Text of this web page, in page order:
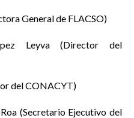
General de FLACSO)
Leyva (Director del
del CONACYT)
(Secretario Ejecutivo del